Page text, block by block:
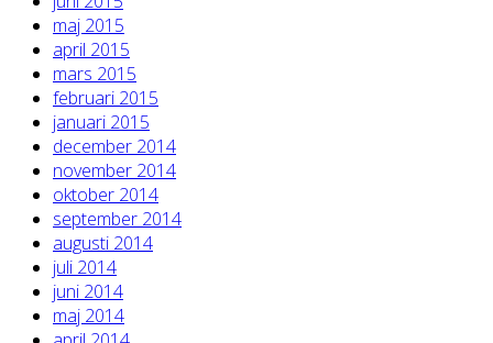
maj 2015
april 2015
mars 2015
februari 2015
januari 2015
december 2014
november 2014
oktober 2014
september 2014
augusti 2014
juli 2014
juni 2014
maj 2014